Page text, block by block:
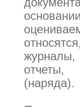
отчеты,
(наряда).